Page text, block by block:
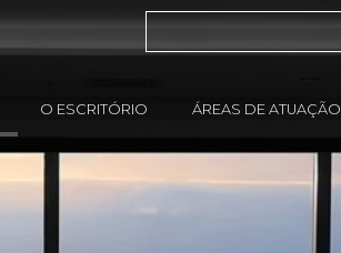
O ESCRITÓRIO ÁREAS DE ATUAÇÃO